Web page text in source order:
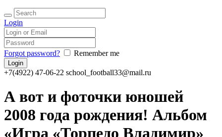
Login
Forgot password? Remember me
+7(4922) 47-06-22 school_football33@mail.ru
А вот и фоточки юношей
2008 года рождения! Альбом
«Игра «Торпедо Владимир»